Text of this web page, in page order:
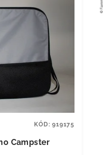
Campster
KÓD:919175